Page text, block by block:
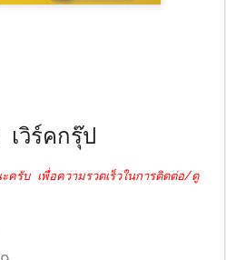
เวิร์คกรุ๊ป
ครับ เพื่อความรวดเร็วในการติดต่อ/ดู